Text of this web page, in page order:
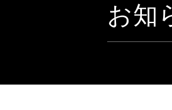
お知